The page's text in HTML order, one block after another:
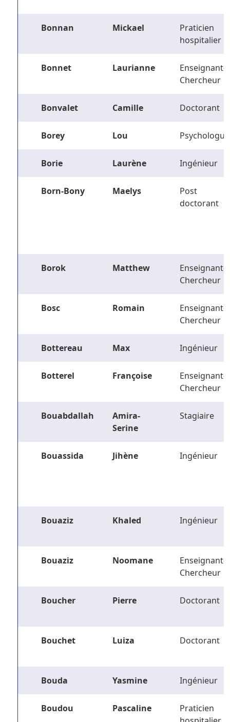
Bonnan Mickael
Praticien
hospitalier
Bonnet Laurianne
Enseignant-
Chercheur
Bonvalet Camille Doctorant
Borey Lou Psychologue
Borie Laurène Ingénieur
Born-Bony Maelys
Post
doctorant
Borok Matthew
Enseignant-
Chercheur
Bosc Romain
Enseignant-
Chercheur
Bottereau Max Ingénieur
Botterel Françoise
Enseignant-
Chercheur
Bouabdallah
Amira-
Serine
Stagiaire
Bouassida Jihène Ingénieur
Bouaziz Khaled Ingénieur
Bouaziz Noomane
Enseignant-
Chercheur
Boucher Pierre Doctorant
Bouchet Luiza Doctorant
Bouda Yasmine Ingénieur
Boudou Pascaline
Praticien